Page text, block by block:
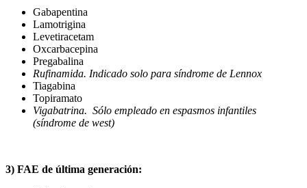
Gabapentina
Lamotrigina
Levetiracetam
Oxcarbacepina
Pregabalina
Rufinamida. Indicado solo para síndrome de Lennox
Tiagabina
Topiramato
Vigabatrina. Sólo empleado en espasmos infantiles
(síndrome de west)
3) FAE de última generación: